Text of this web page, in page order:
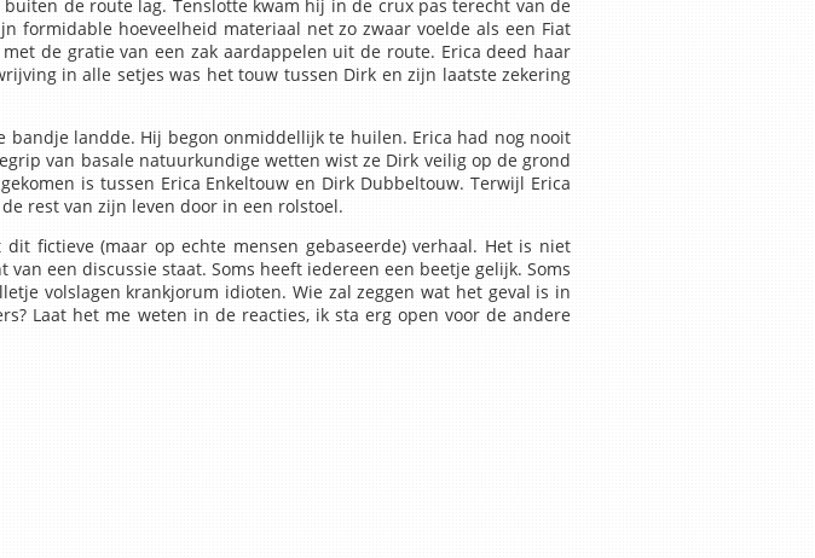
de route lag. Tenslotte kwam hij in de crux pas terecht van de
formidable hoeveelheid materiaal net zo zwaar voelde als een Fiat
de gratie van een zak aardappelen uit de route. Erica deed haar
in alle setjes was het touw tussen Dirk en zijn laatste zekering
landde. Hij begon onmiddellijk te huilen. Erica had nog nooit
van basale natuurkundige wetten wist ze Dirk veilig op de grond
is tussen Erica Enkeltouw en Dirk Dubbeltouw. Terwijl Erica
rest van zijn leven door in een rolstoel.
fictieve (maar op echte mensen gebaseerde) verhaal. Het is niet
een discussie staat. Soms heeft iedereen een beetje gelijk. Soms
volslagen krankjorum idioten. Wie zal zeggen wat het geval is in
Laat het me weten in de reacties, ik sta erg open voor de andere